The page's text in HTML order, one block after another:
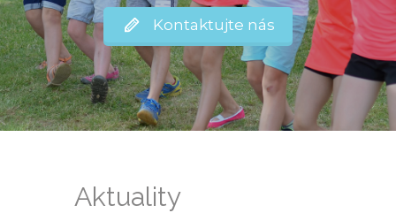
Kontaktujte nás
Aktuality